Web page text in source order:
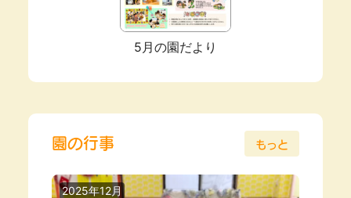
5月の園だより
園の行事 もっと
2025年12月